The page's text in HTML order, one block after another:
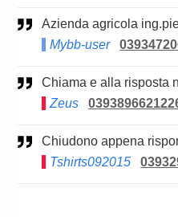
Azienda agricola
Mybb-user
Chiama e alla
Zeus
Chiudono appena
Tshirts092015